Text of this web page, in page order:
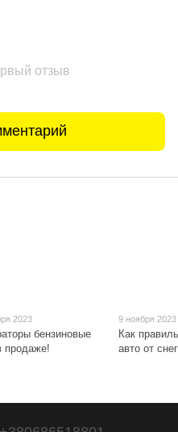
отзыв
2023
бензиновые
продаже!
9 ноября 2023
Как
авто от